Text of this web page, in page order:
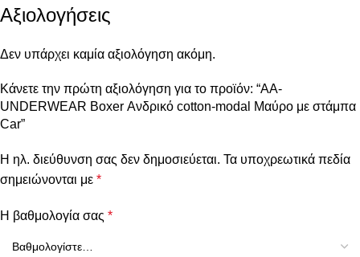
Αξιολογήσεις
Δεν υπάρχει καμία αξιολόγηση ακόμη.
Κάνετε την πρώτη αξιολόγηση για το προϊόν: “AA-
UNDERWEAR Boxer Ανδρικό cotton-modal Μαύρο με στάμπα
Car”
Η ηλ. διεύθυνση σας δεν δημοσιεύεται. Τα υποχρεωτικά πεδία
σημειώνονται με *
Η βαθμολογία σας *